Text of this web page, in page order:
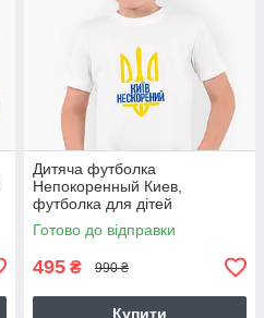
Дитяча футболка
Непокоренный Киев,
футболка для дітей
Патріотичні
Готово до відправки
495 ₴ 990 ₴
Купити